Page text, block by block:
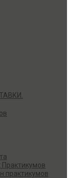
Практикумов
практикумов